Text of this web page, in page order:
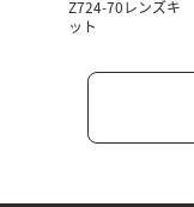
Z724-70レンズキ
ット